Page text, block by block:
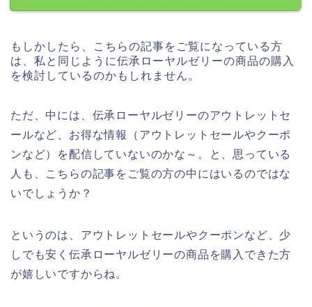
もしかしたら、こちらの記事をご覧になっている方
は、私と同じように伝承ローヤルゼリーの商品の購入
を検討しているのかもしれません。
ただ、中には、伝承ローヤルゼリーのアウトレットセ
ールなど、お得な情報（アウトレットセールやクーポ
ンなど）を配信していないのかな～。と、思っている
人も、こちらの記事をご覧の方の中にはいるのではな
いでしょうか？
というのは、アウトレットセールやクーポンなど、少
しでも安く伝承ローヤルゼリーの商品を購入できた方
が嬉しいですからね。